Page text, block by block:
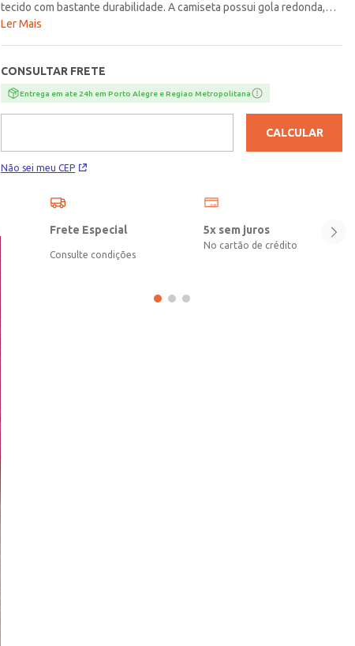
tecido com bastante durabilidade. A camiseta possui gola redonda,
mangas compridas, barra com acabamento simples e escritas na parte
conforto para suas noites!\n\nTecido: Malha\nComposição: 67%
poliéster, 33% viscose
Ler Mais
CONSULTAR FRETE
Entrega em ate 24h em Porto Alegre e Regiao Metropolitana
Não sei meu CEP
CALCULAR
Frete Especial
Consulte condições
5x sem juros
No cartão de crédito